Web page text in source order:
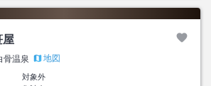
骨温泉
地図
対象外